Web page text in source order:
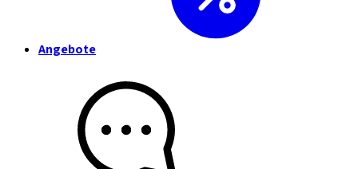
Angebote